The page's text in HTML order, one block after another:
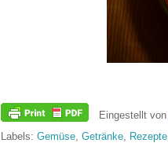
Eingestellt von
Labels: Gemüse Getränke Rezepte